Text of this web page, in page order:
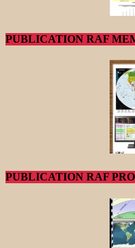
PUBLICATION RAF
PUBLICATION RAF